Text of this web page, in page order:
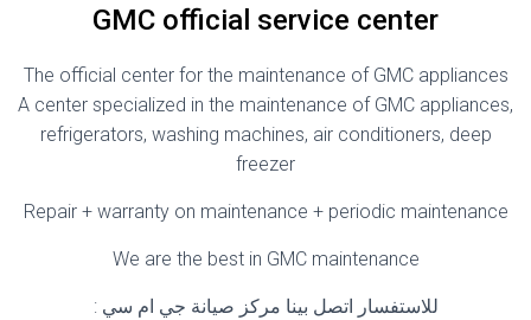
GMC official service center
The official center for the maintenance of GMC appliances
A center specialized in the maintenance of GMC appliances,
refrigerators, washing machines, air conditioners, deep
freezer
Repair + warranty on maintenance + periodic maintenance
We are the best in GMC maintenance
للاستفسار اتصل بينا مركز صيانة جي ام سي :